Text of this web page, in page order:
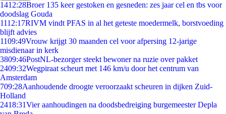
1412:28Broer 135 keer gestoken en gesneden: zes jaar cel en tbs voor
doodslag Gouda
1112:17RIVM vindt PFAS in al het geteste moedermelk, borstvoeding
blijft advies
1109:49Vrouw krijgt 30 maanden cel voor afpersing 12-jarige
misdienaar in kerk
3809:46PostNL-bezorger steekt bewoner na ruzie over pakket
2409:32Wegpiraat scheurt met 146 km/u door het centrum van
Amsterdam
709:28Aanhoudende droogte veroorzaakt scheuren in dijken Zuid-
Holland
2418:31Vier aanhoudingen na doodsbedreiging burgemeester Depla